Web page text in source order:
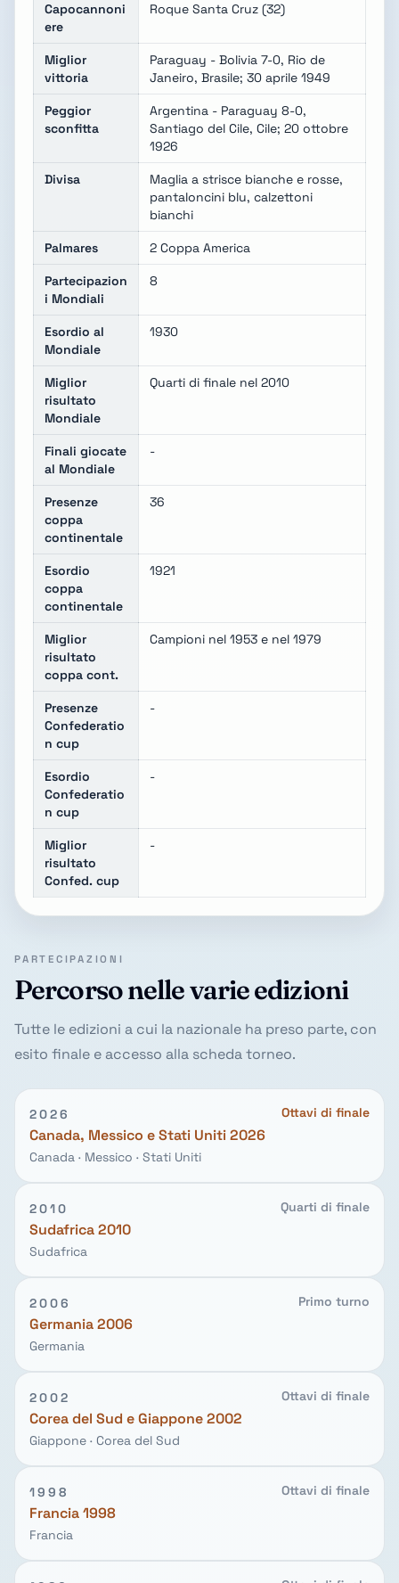
Capocannoni
ere
Roque Santa Cruz (32)
Miglior
vittoria
Paraguay - Bolivia 7-0, Rio de
Janeiro, Brasile; 30 aprile 1949
Peggior
sconfitta
Argentina - Paraguay 8-0,
Santiago del Cile, Cile; 20 ottobre
1926
Divisa
Maglia a strisce bianche e rosse,
pantaloncini blu, calzettoni
bianchi
Palmares 2 Coppa America
Partecipazion
i Mondiali
8
Esordio al
Mondiale
1930
Miglior
risultato
Mondiale
Quarti di finale nel 2010
Finali giocate
al Mondiale
-
Presenze
coppa
continentale
36
Esordio
coppa
continentale
1921
Miglior
risultato
coppa cont.
Campioni nel 1953 e nel 1979
Presenze
Confederatio
n cup
-
Esordio
Confederatio
n cup
-
Miglior
risultato
Confed. cup
-
PARTECIPAZIONI
Percorso nelle varie edizioni
Tutte le edizioni a cui la nazionale ha preso parte, con
esito finale e accesso alla scheda torneo.
2026
Canada, Messico e Stati Uniti 2026
Canada · Messico · Stati Uniti
Ottavi di finale
2010
Sudafrica 2010
Sudafrica
Quarti di finale
2006
Germania 2006
Germania
Primo turno
2002
Corea del Sud e Giappone 2002
Giappone · Corea del Sud
Ottavi di finale
1998
Francia 1998
Francia
Ottavi di finale